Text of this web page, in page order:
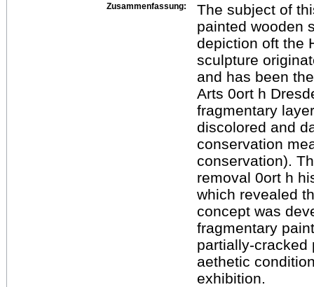
Zusammenfassung:
The subject of
painted wooden
depiction oft the
sculpture
and has been
Arts 0ort h
fragmentary
discolored and
conservation
conservation).
removal 0ort h
which revealed
concept was
fragmentary
partially-cracked
aethetic
exhibition.